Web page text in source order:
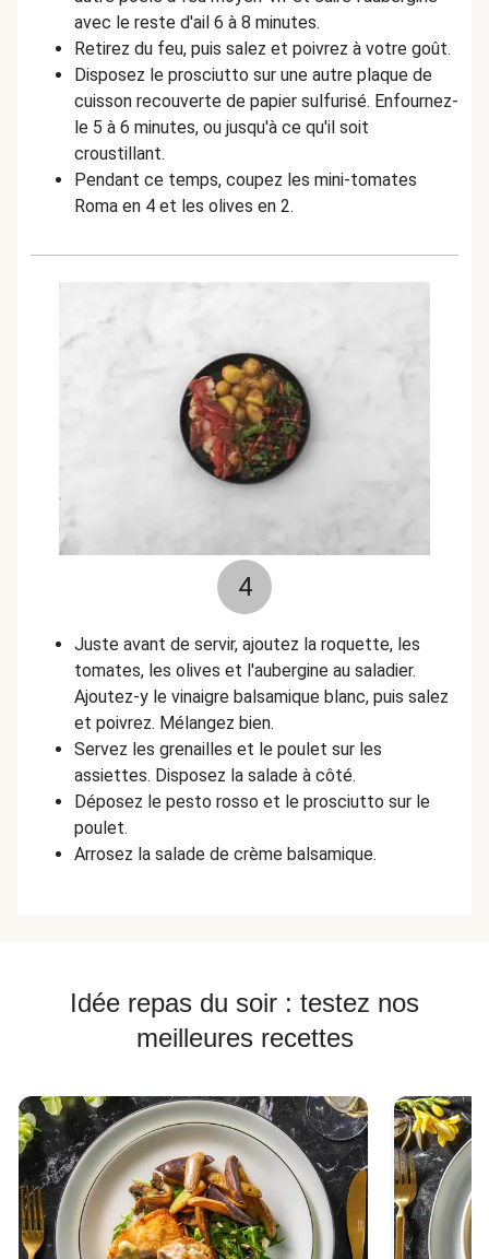
avec le reste d'ail 6 à 8 minutes.
Retirez du feu, puis salez et poivrez à votre goût.
Disposez le prosciutto sur une autre plaque de
cuisson recouverte de papier sulfurisé. Enfournez-
le 5 à 6 minutes, ou jusqu'à ce qu'il soit
croustillant.
Pendant ce temps, coupez les mini-tomates
Roma en 4 et les olives en 2.
4
Juste avant de servir, ajoutez la roquette, les
tomates, les olives et l'aubergine au saladier.
Ajoutez-y le vinaigre balsamique blanc, puis salez
et poivrez. Mélangez bien.
Servez les grenailles et le poulet sur les
assiettes. Disposez la salade à côté.
Déposez le pesto rosso et le prosciutto sur le
poulet.
Arrosez la salade de crème balsamique.
Idée repas du soir : testez nos
meilleures recettes